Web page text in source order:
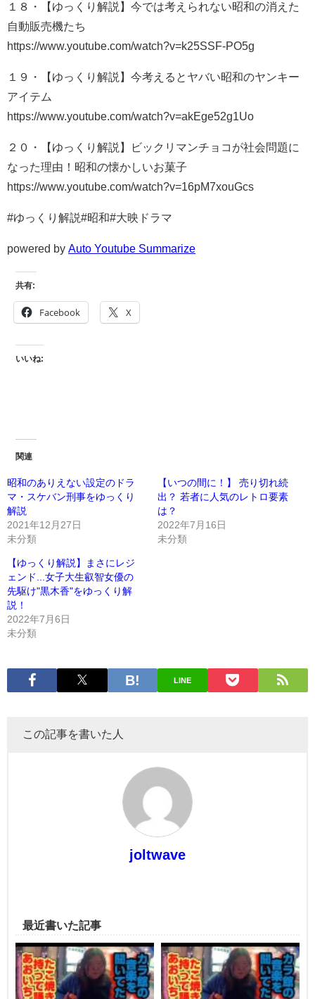
１８・【ゆっくり解説】今では考えられない昭和の消えた
自動販売機たち
https://www.youtube.com/watch?v=k25SSF-PO5g
１９・【ゆっくり解説】今考えるとヤバい昭和のヤンキー
アイテム
https://www.youtube.com/watch?v=akEge52g1Uo
２０・【ゆっくり解説】ビックリマンチョコが社会問題に
なった理由！昭和の懐かしいお菓子
https://www.youtube.com/watch?v=16pM7xouGcs
#ゆっくり解説#昭和#大映ドラマ
powered by Auto Youtube Summarize
共有:
Facebook X
いいね:
関連
昭和のありえない設定のドラ
マ・スケバン刑事をゆっくり
解説
2021年12月27日
未分類
【いつの間に！】 売り切れ続
出？ 若者に人気のレトロ要素
は？
2022年7月16日
未分類
【ゆっくり解説】まさにレジ
ェンド...女子大生叡智女優の
先駆け"黒木香"をゆっくり解
説！
2022年7月6日
未分類
LINE
この記事を書いた人
joltwave
最近書いた記事